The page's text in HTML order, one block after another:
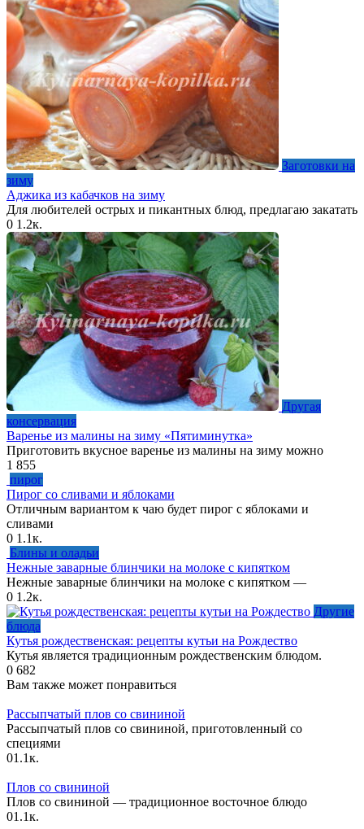
Заготовки на
зиму
Аджика из кабачков на зиму
Для любителей острых и пикантных блюд, предлагаю закатать
0 1.2к.
Другая
консервация
Варенье из малины на зиму «Пятиминутка»
Приготовить вкусное варенье из малины на зиму можно
1 855
пирог
Пирог со сливами и яблоками
Отличным вариантом к чаю будет пирог с яблоками и
сливами
0 1.1к.
Блины и оладьи
Нежные заварные блинчики на молоке с кипятком
Нежные заварные блинчики на молоке с кипятком —
0 1.2к.
Другие
блюда
Кутья рождественская: рецепты кутьи на Рождество
Кутья является традиционным рождественским блюдом.
0 682
Вам также может понравиться
Рассыпчатый плов со свининой
Рассыпчатый плов со свининой, приготовленный со
специями
01.1к.
Плов со свининой
Плов со свининой — традиционное восточное блюдо
01.1к.